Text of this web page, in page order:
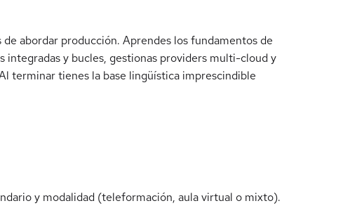
abordar producción. Aprendes los fundamentos de
integradas y bucles, gestionas providers multi-cloud y
terminar tienes la base lingüística imprescindible
y modalidad (teleformación, aula virtual o mixto).